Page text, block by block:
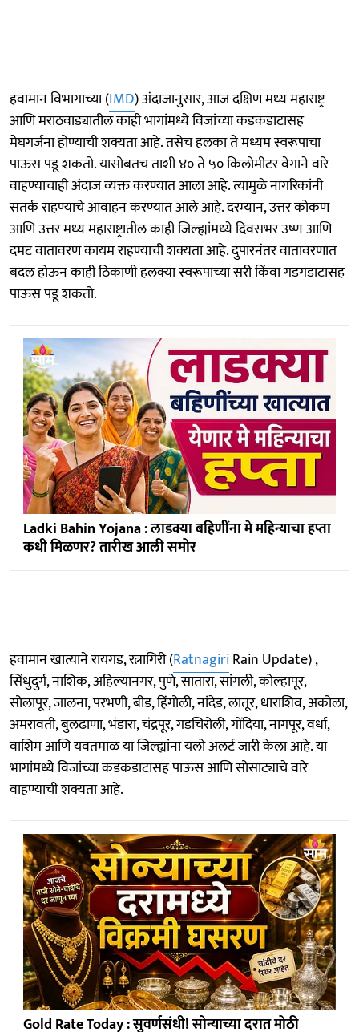
हवामान विभागाच्या (IMD) अंदाजानुसार, आज दक्षिण मध्य महाराष्ट्र
आणि मराठवाड्यातील काही भागांमध्ये विजांच्या कडकडाटासह
मेघगर्जना होण्याची शक्यता आहे. तसेच हलका ते मध्यम स्वरूपाचा
पाऊस पडू शकतो. यासोबतच ताशी ४० ते ५० किलोमीटर वेगाने वारे
वाहण्याचाही अंदाज व्यक्त करण्यात आला आहे. त्यामुळे नागरिकांनी
सतर्क राहण्याचे आवाहन करण्यात आले आहे. दरम्यान, उत्तर कोकण
आणि उत्तर मध्य महाराष्ट्रातील काही जिल्ह्यांमध्ये दिवसभर उष्ण आणि
दमट वातावरण कायम राहण्याची शक्यता आहे. दुपारनंतर वातावरणात
बदल होऊन काही ठिकाणी हलक्या स्वरूपाच्या सरी किंवा गडगडाटासह
पाऊस पडू शकतो.
Ladki Bahin Yojana : लाडक्या बहिणींना मे महिन्याचा हप्ता
कधी मिळणर? तारीख आली समोर
हवामान खात्याने रायगड, रत्नागिरी (RatnagiriRain Update) ,
सिंधुदुर्ग, नाशिक, अहिल्यानगर, पुणे, सातारा, सांगली, कोल्हापूर,
सोलापूर, जालना, परभणी, बीड, हिंगोली, नांदेड, लातूर, धाराशिव, अकोला,
अमरावती, बुलढाणा, भंडारा, चंद्रपूर, गडचिरोली, गोंदिया, नागपूर, वर्धा,
वाशिम आणि यवतमाळ या जिल्ह्यांना यलो अलर्ट जारी केला आहे. या
भागांमध्ये विजांच्या कडकडाटासह पाऊस आणि सोसाट्याचे वारे
वाहण्याची शक्यता आहे.
Gold Rate Today : सुवर्णसंधी! सोन्याच्या दरात मोठी